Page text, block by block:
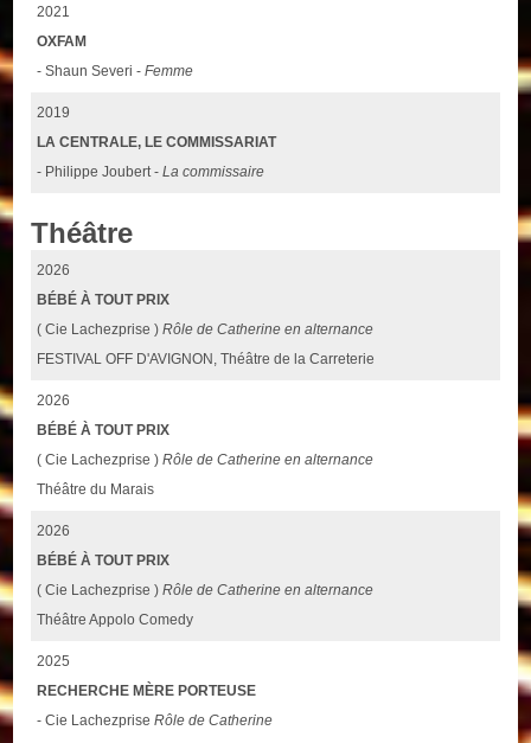
2021
OXFAM
- Shaun Severi -Femme
2019
LA CENTRALE, LE COMMISSARIAT
- Philippe Joubert -La commissaire
Théâtre
2026
BÉBÉ À TOUT PRIX
( Cie Lachezprise )Rôle de Catherine en alternance
FESTIVAL OFF D'AVIGNON, Théâtre de la Carreterie
2026
BÉBÉ À TOUT PRIX
( Cie Lachezprise )Rôle de Catherine en alternance
Théâtre du Marais
2026
BÉBÉ À TOUT PRIX
( Cie Lachezprise )Rôle de Catherine en alternance
Théâtre Appolo Comedy
2025
RECHERCHE MÈRE PORTEUSE
- Cie LachezpriseRôle de Catherine